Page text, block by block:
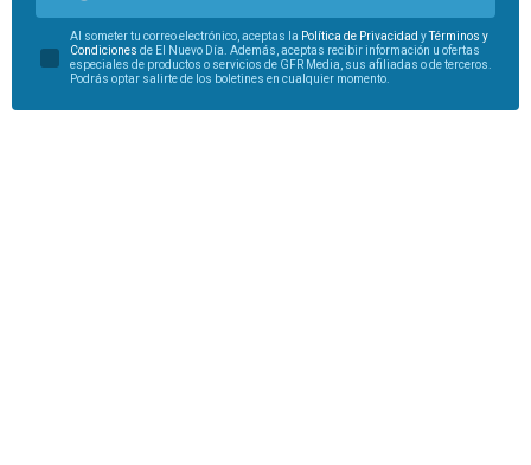
Al someter tu correo electrónico, aceptas la Política de Privacidad yTérminos y
Condiciones de El Nuevo Día. Además, aceptas recibir información u ofertas
especiales de productos o servicios de GFR Media, sus afiliadas o de terceros.
Podrás optar salirte de los boletines en cualquier momento.